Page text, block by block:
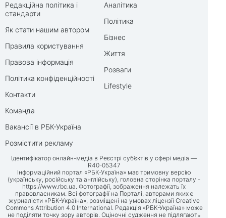
Редакційна політика і
стандарти
Як стати нашим автором
Правила користування
Правова інформація
Політика конфіденційності
Контакти
Команда
Вакансії в РБК-Україна
Розмістити рекламу
Аналітика
Політика
Бізнес
Життя
Розваги
Lifestyle
Ідентифікатор онлайн-медіа в Реєстрі суб’єктів у сфері медіа —
R40-05347
Інформаційний портал «РБК-Україна» має тримовну версію
(українську, російську та англійську), головна сторінка порталу -
https://www.rbc.ua . Фотографії, зображення належать їх
правовласникам. Всі фотографії на Порталі, авторами яких є
журналісти «РБК-Україна», розміщені на умовах ліцензії Creative
Commons Attribution 4.0 International. Редакція «РБК-Україна» може
не поділяти точку зору авторів. Оціночні судження не підлягають